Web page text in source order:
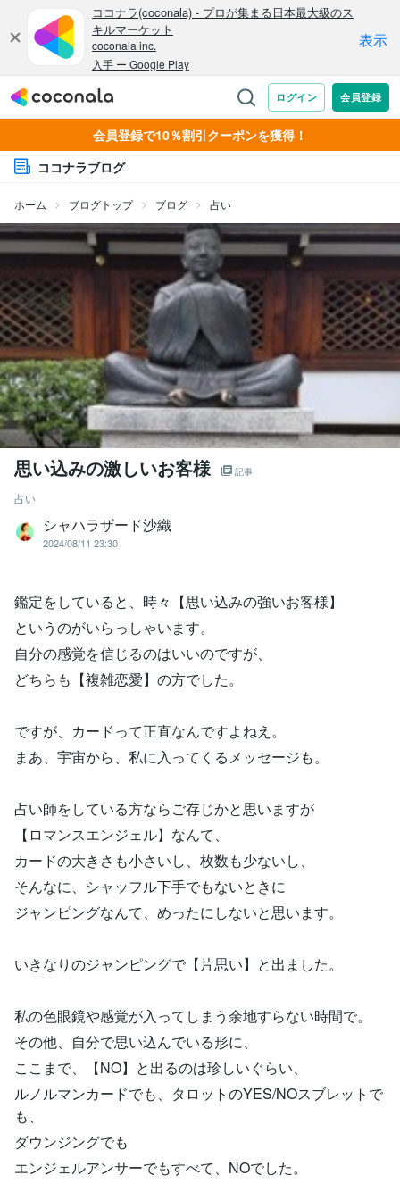
会員登録で10％割引クーポンを獲得！
ココナラブログ
ホーム ブログトップ ブログ 占い
思い込みの激しいお客様 記事
占い
シャハラザード沙織
2024/08/11 23:30
鑑定をしていると、時々【思い込みの強いお客様】
というのがいらっしゃいます。
自分の感覚を信じるのはいいのですが、
どちらも【複雑恋愛】の方でした。
ですが、カードって正直なんですよねえ。
まあ、宇宙から、私に入ってくるメッセージも。
占い師をしている方ならご存じかと思いますが
【ロマンスエンジェル】なんて、
カードの大きさも小さいし、枚数も少ないし、
そんなに、シャッフル下手でもないときに
ジャンピングなんて、めったにしないと思います。
いきなりのジャンピングで【片思い】と出ました。
私の色眼鏡や感覚が入ってしまう余地すらない時間で。
その他、自分で思い込んでいる形に、
ここまで、【NO】と出るのは珍しいぐらい、
ルノルマンカードでも、タロットのYES/NOスブレットで
も、
ダウンジングでも
エンジェルアンサーでもすべて、NOでした。